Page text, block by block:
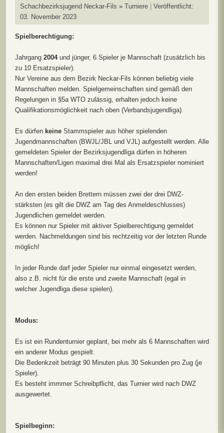
Schachbezirksjugend Neckar-Fils » Turniere
Veröffentlicht:
03. November 2023
Spielberechtigung:
Jahrgang 2004 und jünger, 6 Spieler je Mannschaft (zusätzlich bis
zu 10 Ersatzspieler).
Nur Vereine aus dem Bezirk Neckar-Fils können beliebig viele
Mannschaften melden. Spielgemeinschaften sind gemäß den
Regelungen in §5a WTO zulässig, erhalten jedoch keine
Qualifikationsmöglichkeit nach oben (Verbandsjugendliga).
Es dürfen keine Stammspieler aus höher spielenden
Jugendmannschaften (BWJL/JBL und VJL) aufgestellt werden. Alle
gemeldeten Spieler der Bezirksjugendliga dürfen in höheren
Mannschaften/Ligen maximal drei Mal als Ersatzspieler nominiert
werden!
An den ersten beiden Brettern müssen zwei der drei DWZ-
stärksten (es gilt die DWZ am Tag des Anmeldeschlusses)
Jugendlichen gemeldet werden.
Es können nur Spieler mit aktiver Spielberechtigung gemeldet
werden. Nachmeldungen sind bis rechtzeitig vor der letzten Runde
möglich!
In jeder Runde darf jeder Spieler nur einmal eingesetzt werden,
also z.B. nicht für die erste und zweite Mannschaft (egal in
welcher Jugendliga diese spielen).
Modus:
Es ist ein Rundenturnier geplant, bei mehr als 6 Mannschaften wird
ein anderer Modus gespielt.
Die Bedenkzeit beträgt 90 Minuten plus 30 Sekunden pro Zug (je
Spieler).
Es besteht immmer Schreibpflicht, das Turnier wird nach DWZ
ausgewertet.
Spielbeginn: